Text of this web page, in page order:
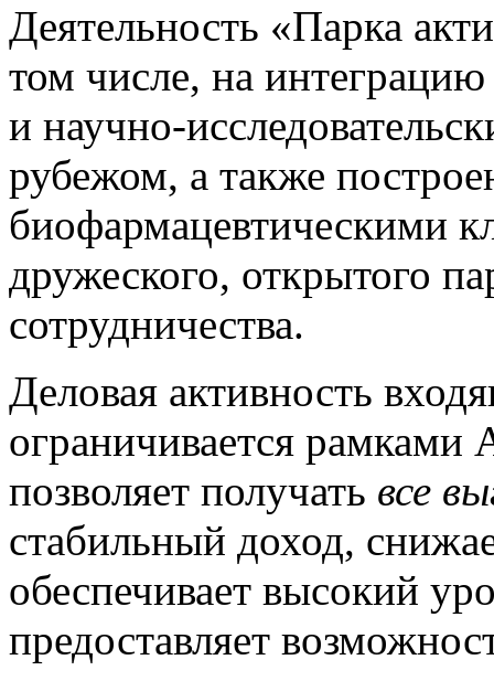
Деятельность «Парка
том числе, на
и научно-
рубежом, а также
биофармацевтическими
дружеского, открытого
сотрудничества.
Деловая активность
ограничивается рамками
позволяет получать все
стабильный доход,
обеспечивает высокий
предоставляет